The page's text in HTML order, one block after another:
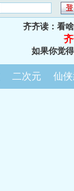
齐齐读：看
如果你觉
二次元 仙